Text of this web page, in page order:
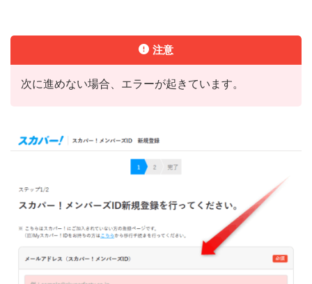
注意
次に進めない場合、エラーが起きています。